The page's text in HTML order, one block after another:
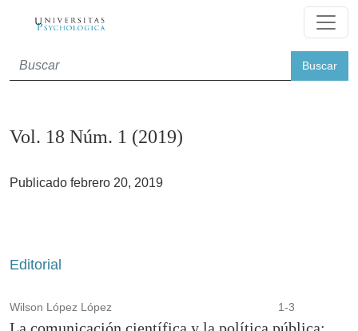
Buscar
Vol. 18 Núm. 1 (2019)
Publicado febrero 20, 2019
Editorial
Wilson López López 1-3